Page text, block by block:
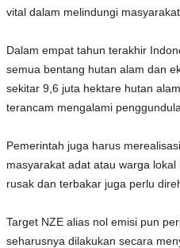
vital dalam melindungi
Dalam empat tahun terakhir
semua bentang hutan alam dan
sekitar 9,6 juta hektare hutan
terancam mengalami
Pemerintah juga harus
masyarakat adat atau warga
rusak dan terbakar juga perlu
Target NZE alias nol emisi pun
seharusnya dilakukan secara